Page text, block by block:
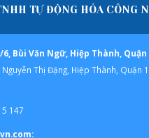
TỰ ĐỘNG HÓA CÔNG
6, Bùi Văn Ngữ, Hiệp Thành, Quận
Nguyễn Thị Đặng, Hiệp Thành, Quận
147